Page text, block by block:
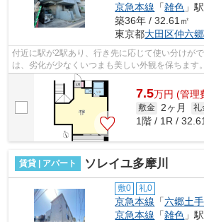
京急本線 「雑色 」
築36年 / 32.61㎡
東京都大田区仲六郷
付近に駅が2駅あり、行き先に応じて使い分けが
は、劣化が少なくいつまも美しい外観を保ちます
クに駅まで移動することができます。こ...
7.5万円 (管理
敷金 2ヶ月 礼
1階 / 1R /
賃貸 | アパート ソレイユ多摩川
敷0 礼0
京急本線 「六郷土手
京急本線 「雑色 」